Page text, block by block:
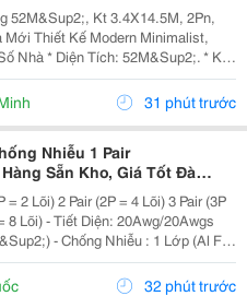
52M&Sup2;, Kt 3.4X14.5M, 2Pn,
Mới Thiết Kế Modern Minimalist,
Nhà * Diện Tích: 52M&Sup2;. * Kt:
Cấu: 1 Trệt 1 Lầu. * Chủ Hỗ Trợ
1 Phòng Ngủ Trước Khi Bàn...31 phút trước
Nhiễu 1 Pair
Sẵn Kho, Giá Tốt Đà
= 2 Lõi) 2 Pair (2P = 4 Lõi) 3 Pair (3P
20Awgs
- Chống Nhiễu : 1 Lớp (Al Foil
(Al Foil + Lớp Lưới Chống Nhiễu) -
32 phút trước